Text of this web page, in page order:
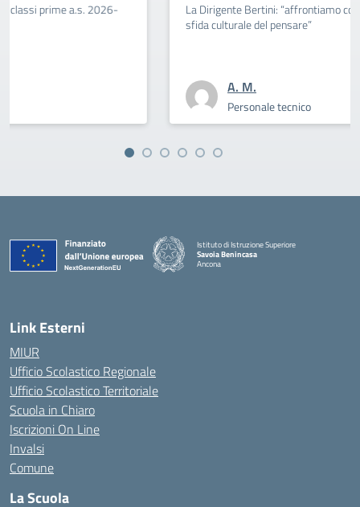
La Dirigente Bertini: “affrontiamo con coraggio la
Istituto di Istruzione Superiore
Savoia Benincasa
Ancona
Link Esterni
MIUR
Ufficio Scolastico Regionale
Ufficio Scolastico Territoriale
Scuola in Chiaro
Iscrizioni On Line
Invalsi
Comune
La Scuola